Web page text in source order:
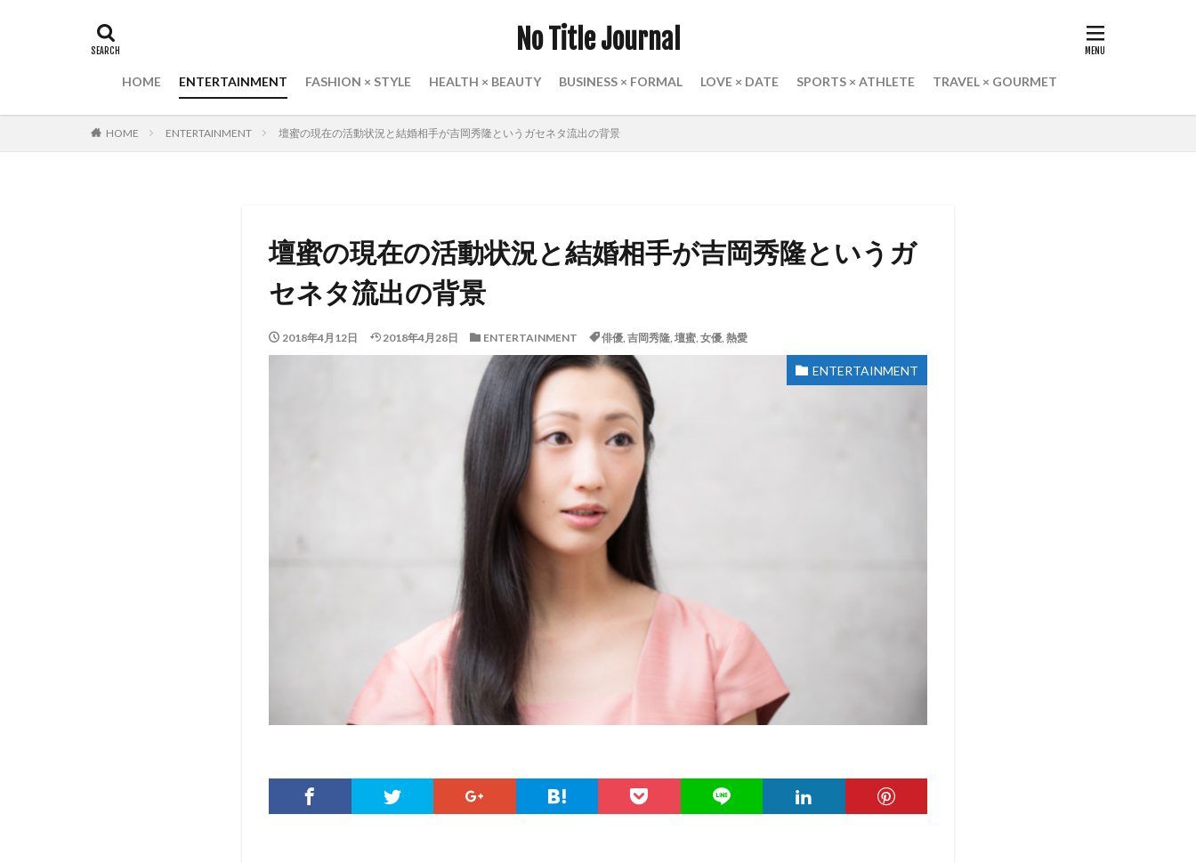
No Title Journal
HOME ENTERTAINMENT FASHION × STYLE HEALTH × BEAUTY BUSINESS × FORMAL LOVE × DATE SPORTS × ATHLETE TRAVEL × GOURMET
HOME ENTERTAINMENT 壇蜜の現在の活動状況と結婚相手が吉岡秀隆というガセネタ流出の背景
壇蜜の現在の活動状況と結婚相手が吉岡秀隆というガ
セネタ流出の背景
2018年4月12日 2018年4月28日 ENTERTAINMENT 俳優, 吉岡秀隆, 壇蜜, 女優, 熱愛
ENTERTAINMENT